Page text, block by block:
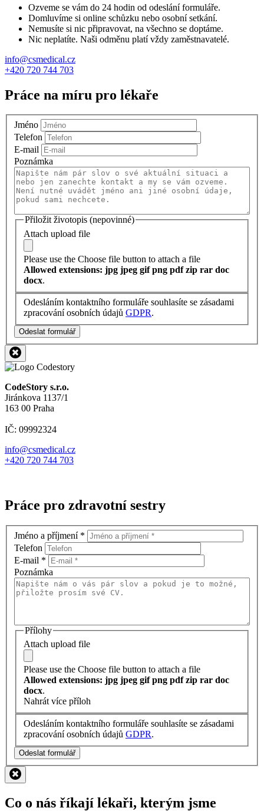
Ozveme se vám do 24 hodin od odeslání formuláře.
Domluvíme si online schůzku nebo osobní setkání.
Nemusíte si nic připravovat, na všechno se doptáme.
Nic neplatíte. Naši odměnu platí vždy zaměstnavatelé.
info@csmedical.cz
+420 720 744 703
Práce na míru pro lékaře
Jméno
Telefon
E-mail
Poznámka
Přiložit životopis (nepovinné)
Attach upload file
Please use the Choose file button to attach a file
Allowed extensions: jpg jpeg gif png pdf zip rar doc
docx.
Odesláním kontaktního formuláře souhlasíte se zásadami
zpracování osobních údajů GDPR.
Odeslat formulář
CodeStory s.r.o.
Jiránkova 1137/1
163 00 Praha
IČ: 09992324
info@csmedical.cz
+420 720 744 703
Práce pro zdravotní sestry
Jméno a příjmení *
Telefon
E-mail *
Poznámka
Přílohy
Attach upload file
Please use the Choose file button to attach a file
Allowed extensions: jpg jpeg gif png pdf zip rar doc
docx.
Nahrát více příloh
Odesláním kontaktního formuláře souhlasíte se zásadami
zpracování osobních údajů GDPR.
Odeslat formulář
Co o nás říkají lékaři, kterým jsme